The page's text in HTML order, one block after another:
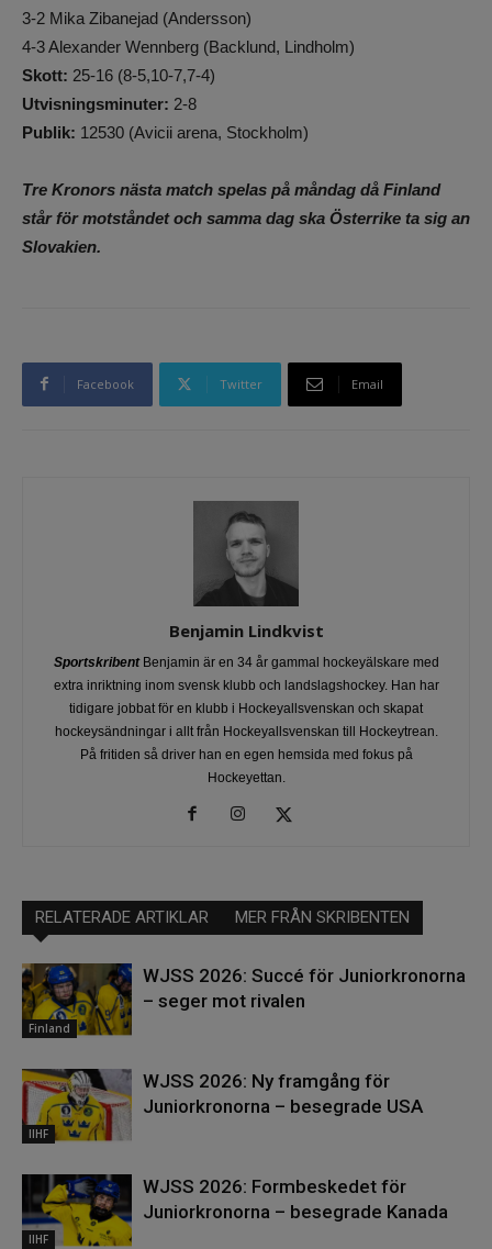
3-2 Mika Zibanejad (Andersson)
4-3 Alexander Wennberg (Backlund, Lindholm)
Skott: 25-16 (8-5,10-7,7-4)
Utvisningsminuter: 2-8
Publik: 12530 (Avicii arena, Stockholm)
Tre Kronors nästa match spelas på måndag då Finland
står för motståndet och samma dag ska Österrike ta sig an
Slovakien.
Facebook Twitter Email
Benjamin Lindkvist
SportskribentBenjamin är en 34 år gammal hockeyälskare med
extra inriktning inom svensk klubb och landslagshockey. Han har
tidigare jobbat för en klubb i Hockeyallsvenskan och skapat
hockeysändningar i allt från Hockeyallsvenskan till Hockeytrean.
På fritiden så driver han en egen hemsida med fokus på
Hockeyettan.
RELATERADE ARTIKLAR MER FRÅN SKRIBENTEN
Finland
WJSS 2026: Succé för Juniorkronorna
– seger mot rivalen
IIHF
WJSS 2026: Ny framgång för
Juniorkronorna – besegrade USA
IIHF
WJSS 2026: Formbeskedet för
Juniorkronorna – besegrade Kanada